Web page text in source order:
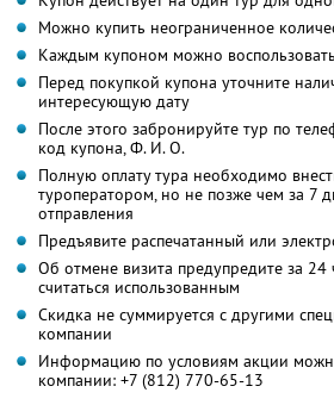
Можно купить неограниченное
Каждым купоном можно
Перед покупкой купона уточните
интересующую дату
После этого забронируйте тур по
код купона,Ф. И. О.
Полную оплату тура необходимо
туроператором, но не позже чем за 7
отправления
Предъявите распечатанный или
Об отмене визита предупредите за 24
считаться использованным
Скидка не суммируется с другими
компании
Информацию по условиям акции
компании: +7 (812) 770-65-13